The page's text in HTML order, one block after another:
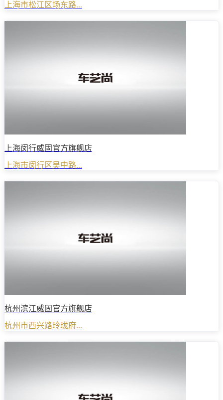
上海市松江区场东路...
上海闵行威固官方旗舰店
上海市闵行区吴中路...
杭州滨江威固官方旗舰店
杭州市西兴路玲珑府...